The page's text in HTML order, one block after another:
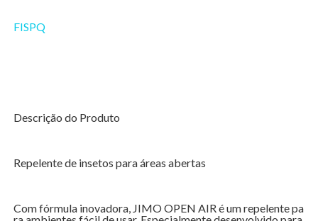
FISPQ
Descrição do Produto
Repelente de insetos para áreas abertas
Com fórmula inovadora, JIMO OPEN AIR é um repelente pa